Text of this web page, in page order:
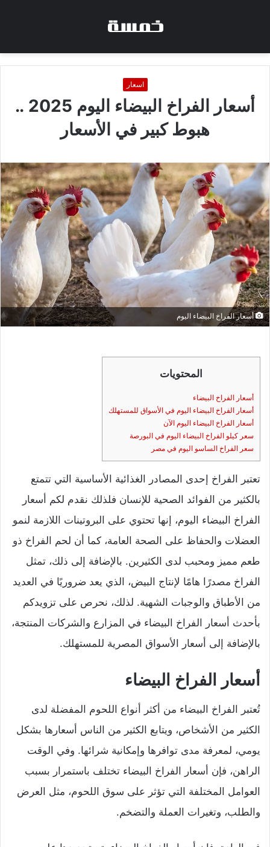
اسعار
أسعار الفراخ البيضاء اليوم 2025 ..
هبوط كبير في الأسعار
أسعار الفراخ البيضاء اليوم
المحتويات
أسعار الفراخ البيضاء
أسعار الفراخ البيضاء اليوم في الأسواق للمستهلك
أسعار الفراخ البيضاء اليوم الآن
سعر كيلو الفراخ البيضاء اليوم في البورصة
سعر الفراخ الساسو اليوم في مصر
تعتبر الفراخ إحدى المصادر الغذائية الأساسية التي تتمتع
بالكثير من الفوائد الصحية للإنسان فلذلك نقدم لكم أسعار
الفراخ البيضاء اليوم، إنها تحتوي على البروتينات اللازمة لنمو
العضلات والحفاظ على الصحة العامة، كما أن لحم الفراخ ذو
طعم مميز ومحبب لدى الكثيرين. بالإضافة إلى ذلك، تمثل
الفراخ مصدرًا هامًا لإنتاج البيض، الذي يعد ضروريًا في العديد
من الأطباق والوجبات الشهية. لذلك، نحرص على تزويدكم
بأحدث أسعار الفراخ البيضاء في المزارع والشركات المنتجة،
بالإضافة إلى أسعار الأسواق المصرية للمستهلك.
أسعار الفراخ البيضاء
تُعتبر الفراخ البيضاء من أكثر أنواع اللحوم المفضلة لدى
الكثير من الأشخاص، ويتابع الكثير من الناس أسعارها بشكل
يومي، لمعرفة مدى توافرها وإمكانية شرائها. وفي الوقت
الراهن، فإن أسعار الفراخ البيضاء تختلف باستمرار بسبب
العوامل المختلفة التي تؤثر على سوق اللحوم، مثل العرض
والطلب، وتغيرات العملة والتضخم.